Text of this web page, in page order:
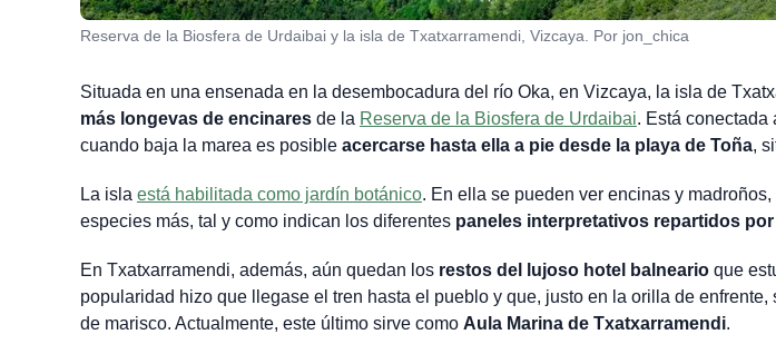
Reserva de la Biosfera de Urdaibai y la isla de Txatxarramendi, Vizcaya. Por jon_chica
Situada en una ensenada en la desembocadura del río Oka, en Vizcaya, la isla de
más longevas de encinaresde la Reserva de la Biosfera de Urdaibai. Está conectada
cuando baja la marea es posible acercarse hasta ella a pie desde la playa de Toña,
La isla está habilitada como jardín botánico. En ella se pueden ver encinas y
especies más, tal y como indican los diferentes paneles interpretativos repartidos
En Txatxarramendi, además, aún quedan los restos del lujoso hotel balnearioque
popularidad hizo que llegase el tren hasta el pueblo y que, justo en la orilla de
de marisco. Actualmente, este último sirve como Aula Marina de Txatxarramendi.